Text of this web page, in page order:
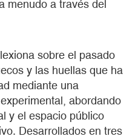
menudo a través del
y las huellas que ha
mediante una
abordando
y el espacio público
Desarrollados en tres